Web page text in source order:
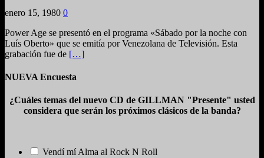
enero 15, 1980 0
Power Age se presentó en el programa «Sábado por la noche con
Luís Oberto» que se emitía por Venezolana de Televisión. Esta
grabación fue de […]
NUEVA Encuesta
¿Cuáles temas del nuevo CD de GILLMAN "Presente" usted
considera que serán los próximos clásicos de la banda?
Vendí mí Alma al Rock N Roll